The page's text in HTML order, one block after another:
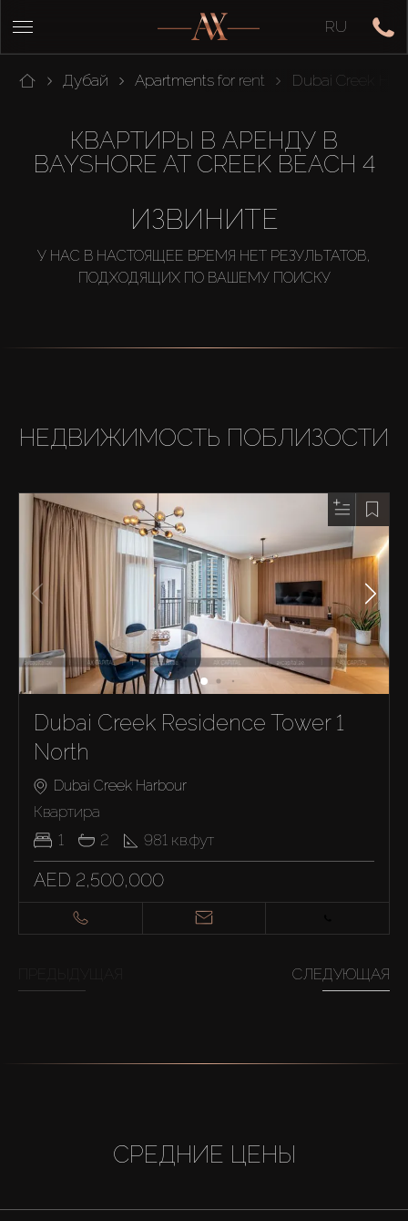
RU
Дубай Apartments for rent Dubai Creek
КВАРТИРЫ В АРЕНДУ В
BAYSHORE AT CREEK BEACH 4
ИЗВИНИТЕ
У НАС В НАСТОЯЩЕЕ ВРЕМЯ НЕТ РЕЗУЛЬТАТОВ,
ПОДХОДЯЩИХ ПО ВАШЕМУ ПОИСКУ
НЕДВИЖИМОСТЬ ПОБЛИЗОСТИ
Dubai Creek Residence Tower 1
North
Dubai Creek Harbour
Квартира
1
2 981 кв.фут
AED 2,500,000
СЛЕДУЮЩАЯ
СРЕДНИЕ ЦЕНЫ